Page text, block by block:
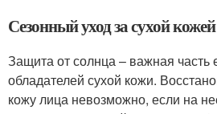
Сезонный уход за сухой кожей
Защита от солнца – важная
обладателей сухой кожи.
кожу лица невозможно, если на